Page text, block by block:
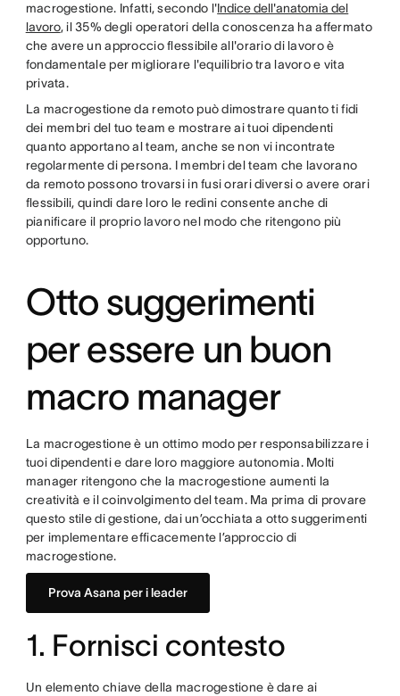
macrogestione. Infatti, secondo l'Indice dell'anatomia del
lavoro, il 35% degli operatori della conoscenza ha affermato
che avere un approccio flessibile all'orario di lavoro è
fondamentale per migliorare l'equilibrio tra lavoro e vita
privata.
La macrogestione da remoto può dimostrare quanto ti fidi
dei membri del tuo team e mostrare ai tuoi dipendenti
quanto apportano al team, anche se non vi incontrate
regolarmente di persona. I membri del team che lavorano
da remoto possono trovarsi in fusi orari diversi o avere orari
flessibili, quindi dare loro le redini consente anche di
pianificare il proprio lavoro nel modo che ritengono più
opportuno.
Otto suggerimenti
per essere un buon
macro manager
La macrogestione è un ottimo modo per responsabilizzare i
tuoi dipendenti e dare loro maggiore autonomia. Molti
manager ritengono che la macrogestione aumenti la
creatività e il coinvolgimento del team. Ma prima di provare
questo stile di gestione, dai un’occhiata a otto suggerimenti
per implementare efficacemente l’approccio di
macrogestione.
Prova Asana per i leader
1. Fornisci contesto
Un elemento chiave della macrogestione è dare ai